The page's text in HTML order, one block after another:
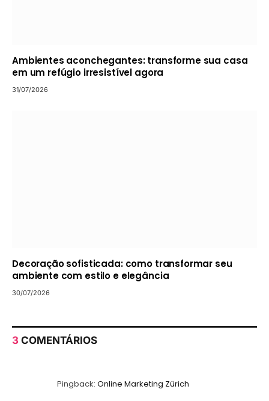
Ambientes aconchegantes: transforme sua casa
em um refúgio irresistível agora
31/07/2026
Decoração sofisticada: como transformar seu
ambiente com estilo e elegância
30/07/2026
3 COMENTÁRIOS
Pingback: Online Marketing Zürich